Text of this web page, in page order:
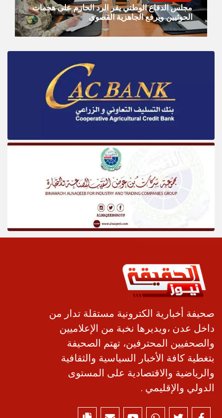
مجلس الدفاع الوطني يقر الرد الحازم على هجمات
الحوثيين ويرفع الجاهزية القصوى
صحيفة أخبارية الكترونية مستقلة تدار من
داخل عدن ،ويديرها نخبة من الإعلاميين
والصحفيين المحترفين، تهتم الصحيفة
بتغطية كافة الأخبار السياسية والثقافية
والرياضية والاقتصادية على المستوى
الدولي والإقليمي .